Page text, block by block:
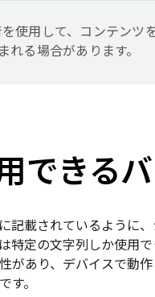
使用して、コンテンツ
る場合があります。
できる
記載されているように
特定の文字列しか使用
があり、デバイスで動
す。